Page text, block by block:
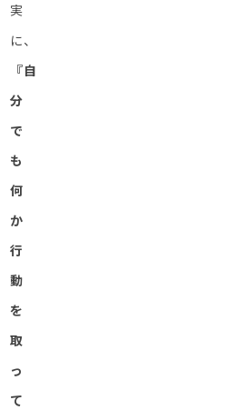
実
に、
『自
分
で
も
何
か
行
動
を
取
っ
て